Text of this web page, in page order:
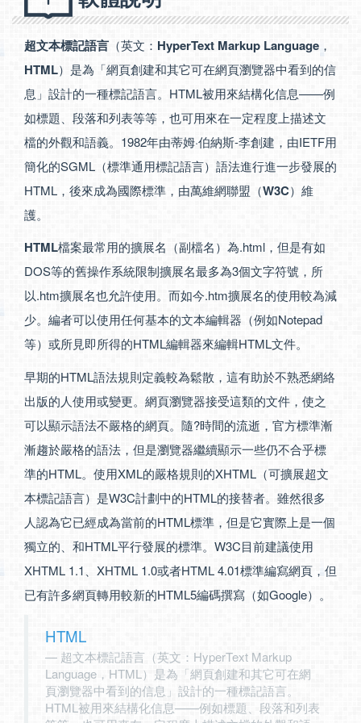
超文本標記語言 （英文： HyperText Markup Language ，
HTML）是為「網頁創建和其它可在網頁瀏覽器中看到的信
息」設計的一種標記語言。HTML被用來結構化信息——例
如標題、段落和列表等等，也可用來在一定程度上描述文
檔的外觀和語義。1982年由蒂姆·伯納斯-李創建，由IETF用
簡化的SGML（標準通用標記語言）語法進行進一步發展的
HTML，後來成為國際標準，由萬維網聯盟（W3C）維
護。
HTML檔案最常用的擴展名（副檔名）為.html，但是有如
DOS等的舊操作系統限制擴展名最多為3個文字符號，所
以.htm擴展名也允許使用。而如今.htm擴展名的使用較為減
少。編者可以使用任何基本的文本編輯器（例如Notepad
等）或所見即所得的HTML編輯器來編輯HTML文件。
早期的HTML語法規則定義較為鬆散，這有助於不熟悉網絡
出版的人使用或變更。網頁瀏覽器接受這類的文件，使之
可以顯示語法不嚴格的網頁。隨?時間的流逝，官方標準漸
漸趨於嚴格的語法，但是瀏覽器繼續顯示一些仍不合乎標
準的HTML。使用XML的嚴格規則的XHTML（可擴展超文
本標記語言）是W3C計劃中的HTML的接替者。雖然很多
人認為它已經成為當前的HTML標準，但是它實際上是一個
獨立的、和HTML平行發展的標準。W3C目前建議使用
XHTML 1.1、XHTML 1.0或者HTML 4.01標準編寫網頁，但
已有許多網頁轉用較新的HTML5編碼撰寫（如Google）。
HTML
超文本標記語言（英文：HyperText Markup
Language，HTML）是為「網頁創建和其它可在網
頁瀏覽器中看到的信息」設計的一種標記語言。
HTML被用來結構化信息——例如標題、段落和列表